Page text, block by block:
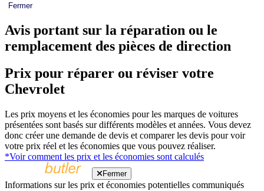
Fermer
Avis portant sur la réparation ou le
remplacement des pièces de direction
Prix pour réparer ou réviser votre
Chevrolet
Les prix moyens et les économies pour les marques de voitures
présentées sont basés sur différents modèles et années. Vous devez
donc créer une demande de devis et comparer les devis pour voir
votre prix réel et les économies que vous pouvez réaliser.
*Voir comment les prix et les économies sont calculés
Fermer
Informations sur les prix et économies potentielles communiqués